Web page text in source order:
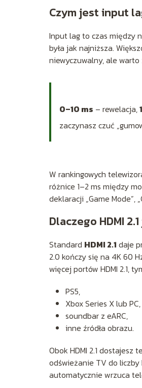
Czym jest input
Input lag to czas między
była jak najniższa.
niewyczuwalny, ale
0–10 ms – rewelacja,
zaczynasz czuć
W rankingowych
różnice 1–2 ms między
deklaracji „Game Mode”,
Dlaczego HDMI
Standard HDMI 2.1 daje
2.0 kończy się na 4K 60
więcej portów HDMI 2.1,
PS5,
Xbox Series X lub PC,
soundbar z eARC,
inne źródła obrazu.
Obok HDMI 2.1 dostajesz
odświeżanie TV do liczby
automatycznie wrzuca